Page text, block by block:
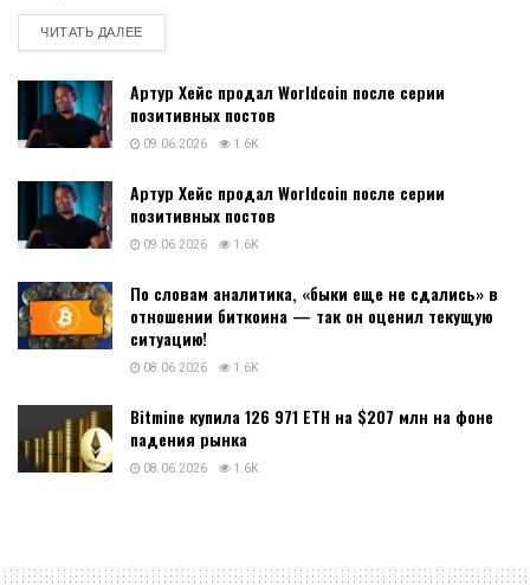
ЧИТАТЬ ДАЛЕЕDETAILS
Артур Хейс продал Worldcoin после серии
позитивных постов
09.06.2026 1.6K
Артур Хейс продал Worldcoin после серии
позитивных постов
09.06.2026 1.6K
По словам аналитика, «быки еще не сдались» в
отношении биткоина — так он оценил текущую
ситуацию!
08.06.2026 1.6K
Bitmine купила 126 971 ETH на $207 млн на фоне
падения рынка
08.06.2026 1.6K